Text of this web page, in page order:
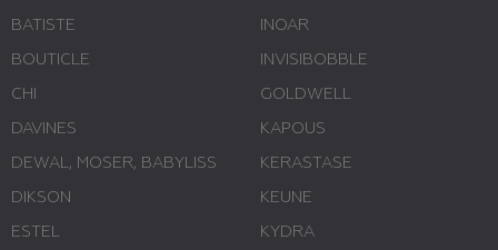
BATISTE
BOUTICLE
CHI
DAVINES
DEWAL, MOSER, BABYLISS
DIKSON
ESTEL
INOAR
INVISIBOBBLE
GOLDWELL
KAPOUS
KERASTASE
KEUNE
KYDRA